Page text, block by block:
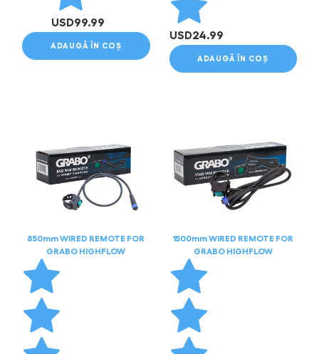
USD99.99
ADAUGĂ ÎN COȘ
USD24.99
ADAUGĂ ÎN COȘ
850mm WIRED REMOTE FOR
GRABO HIGHFLOW
1500mm WIRED REMOTE FOR
GRABO HIGHFLOW